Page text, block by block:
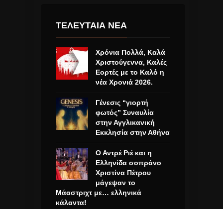
ΤΕΛΕΥΤΑΙΑ ΝΕΑ
Χρόνια Πολλά, Καλά
Χριστούγεννα, Καλές
Εορτές με το Καλό η
νέα Χρονιά 2026.
Γένεσις “γιορτή
φωτός” Συναυλία
στην Αγγλικανική
Εκκλησία στην Αθήνα
Ο Αντρέ Ριέ και η
Ελληνίδα σοπράνο
Χριστίνα Πέτρου
μάγεψαν το
Μάαστριχτ με… ελληνικά
κάλαντα!